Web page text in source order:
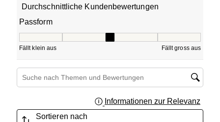
Durchschnittliche Kundenbewertungen
Passform
Fällt klein aus Fällt gross aus
Themen und Bewertungen durchsuchen Suche nach Region
Informationen zur Relevanz
Sortieren nach